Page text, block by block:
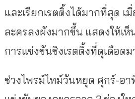
และเรียกเรตติ้งได้มากที่สุด เ
ละครลงผังมากขึ้น แสดงให้เ
การแข่งขันชิงเรตติ้งที่ดุเดือด
ช่วงไพรม์ไทม์วันหยุด ศุกร์-อา